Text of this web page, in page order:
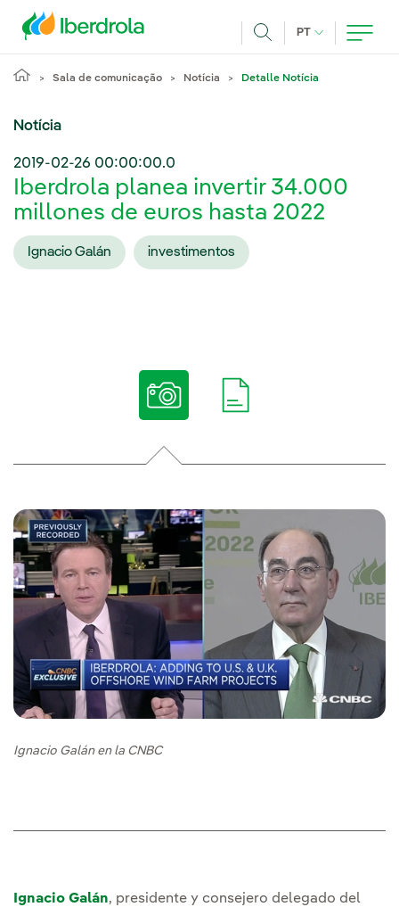
PT IDIOMA ATUAL,
Sala de comunicação Notícia Detalle Notícia
Notícia
2019-02-26 00:00:00.0
Iberdrola planea invertir 34.000
millones de euros hasta 2022
Ignacio Galán investimentos
Ignacio Galán en la CNBC
Ignacio Galán, presidente y consejero delegado del